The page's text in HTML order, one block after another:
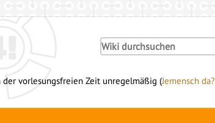
der vorlesungsfreien Zeit unregelmäßig (Jemensch da?